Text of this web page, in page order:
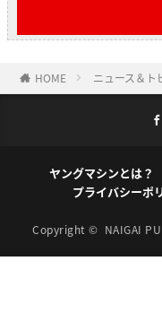
HOME ニュース＆ト
ヤングマシンとは？
プライバシーポ
Copyright © NAIGAI